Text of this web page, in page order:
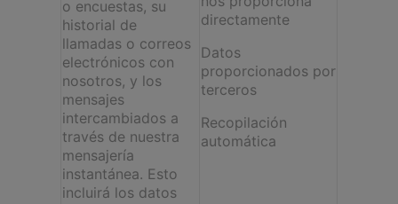
o encuestas, su
historial de
llamadas o correos
electrónicos con
nosotros, y los
mensajes
intercambiados a
través de nuestra
mensajería
instantánea. Esto
incluirá los datos
directamente
Datos
proporcionados por
terceros
Recopilación
automática